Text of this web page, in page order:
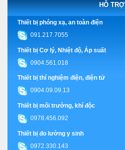
HỖ TRỢ
Thiết bị phóng xạ, an toàn điện
091.217.7055
Thiết bị Cơ lý, Nhiệt độ, Áp suất
0904.561.018
Thiết bị thí nghiệm điện, điện tử
0904.09.09.13
Thiết bị môi trường, khí độc
0978.456.092
Thiết bị đo lường y sinh
0972.330.143